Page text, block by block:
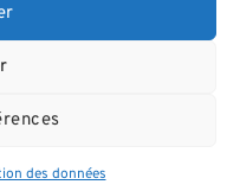
des données
& MILCENT